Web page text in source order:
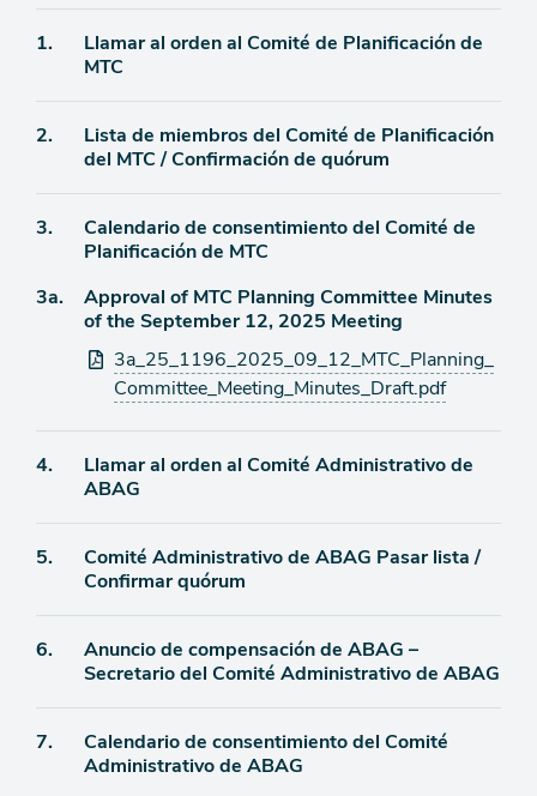
Ítem
1.
Llamar al orden al Comité de Planificación de
MTC
Ítem
2.
Lista de miembros del Comité de Planificación
del MTC / Confirmación de quórum
Ítem
agenda
3.
Calendario de consentimiento del Comité de
Planificación de MTC
Ítem
agenda
3a.
Approval of MTC Planning Committee Minutes
of the September 12, 2025 Meeting
Archivos
adjuntos
3a_25_1196_2025_09_12_MTC_Planning_
Committee_Meeting_Minutes_Draft.pdf
Ítem
4.
Llamar al orden al Comité Administrativo de
ABAG
Ítem
5.
Comité Administrativo de ABAG Pasar lista /
Confirmar quórum
Ítem
6.
Anuncio de compensación de ABAG –
Secretario del Comité Administrativo de ABAG
Ítem
7.
Calendario de consentimiento del Comité
Administrativo de ABAG